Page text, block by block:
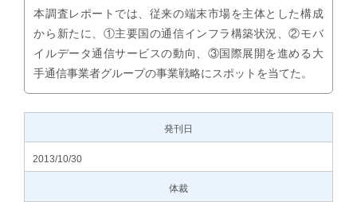
本調査レポートでは、従来の端末市場を主体とした構成
から新たに、①主要国の通信インフラ構築状況、②モバ
イルデータ通信サービスの動向、③国際展開を進める大
手通信事業者グループの事業戦略にスポットを当てた。
発刊日
2013/10/30
体裁